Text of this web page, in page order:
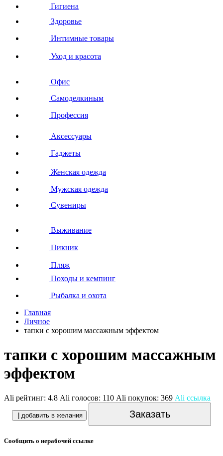
Гигиена
Здоровье
Интимные товары
Уход и красота
Офис
Самоделкиным
Профессия
Аксессуары
Гаджеты
Женская одежда
Мужская одежда
Сувениры
Выживание
Пикник
Пляж
Походы и кемпинг
Рыбалка и охота
Главная
Личное
тапки с хорошим массажным эффектом
тапки с хорошим массажным
эффектом
Ali рейтинг: 4.8 Ali голосов: 110 Ali покупок: 369 Ali ссылка
| добавить в желания Заказать
Сообщить о нерабочей ссылке